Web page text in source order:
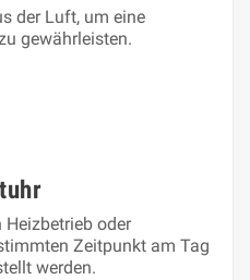
der Luft, um eine
gewährleisten.
oder
Zeitpunkt am Tag
werden.